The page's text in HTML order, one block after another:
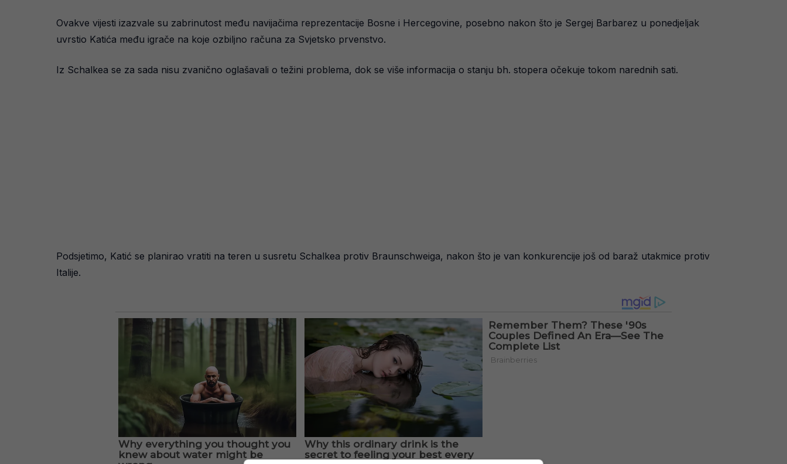
Ovakve vijesti izazvale su zabrinutost među navijačima reprezentacije Bosne i Hercegovine, posebno nakon što je Sergej Barbarez u ponedjeljak
uvrstio Katića među igrače na koje ozbiljno računa za Svjetsko prvenstvo.
Iz Schalkea se za sada nisu zvanično oglašavali o težini problema, dok se više informacija o stanju bh. stopera očekuje tokom narednih sati.
Podsjetimo, Katić se planirao vratiti na teren u susretu Schalkea protiv Braunschweiga, nakon što je van konkurencije još od baraž utakmice protiv
Italije.